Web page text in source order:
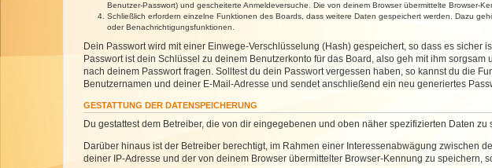
Benutzer-Passwort) und gescheiterte Anmeldeversuche. Die von deinem Browser übermittelte Browser-
Schließlich erfordern einzelne Funktionen des Boards, dass weitere Daten gespeichert werden. Dazu
oder Benachrichtigungsfunktionen.
Dein Passwort wird mit einer Einwege-Verschlüsselung (Hash) gespeichert, so dass es
Passwort ist dein Schlüssel zu deinem Benutzerkonto für das Board, also geh mit ihm
nach deinem Passwort fragen. Solltest du dein Passwort vergessen haben, so kannst du die
Benutzernamen und deiner E-Mail-Adresse und sendet anschließend ein neu generiertes
GESTATTUNG DER DATENSPEICHERUNG
Du gestattest dem Betreiber, die von dir eingegebenen und oben näher spezifizierten Daten
Darüber hinaus ist der Betreiber berechtigt, im Rahmen einer Interessenabwägung zwischen
deiner IP-Adresse und der von deinem Browser übermittelter Browser-Kennung zu